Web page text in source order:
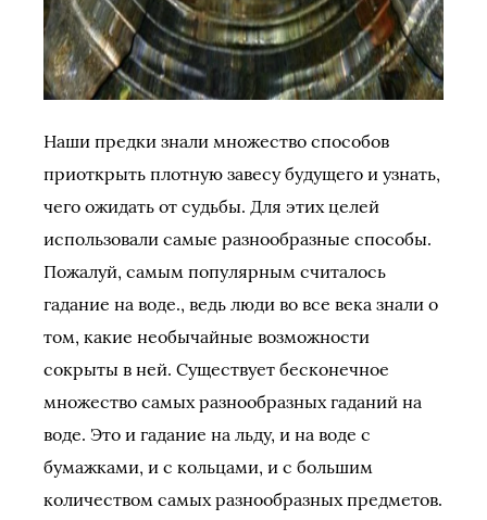
Наши предки знали множество способов
приоткрыть плотную завесу будущего и узнать,
чего ожидать от судьбы. Для этих целей
использовали самые разнообразные способы.
Пожалуй, самым популярным считалось
гадание на воде., ведь люди во все века знали о
том, какие необычайные возможности
сокрыты в ней. Существует бесконечное
множество самых разнообразных гаданий на
воде. Это и гадание на льду, и на воде с
бумажками, и с кольцами, и с большим
количеством самых разнообразных предметов.